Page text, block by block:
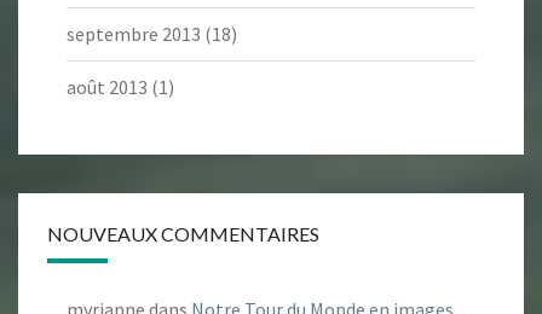
septembre 2013 (18)
août 2013 (1)
NOUVEAUX COMMENTAIRES